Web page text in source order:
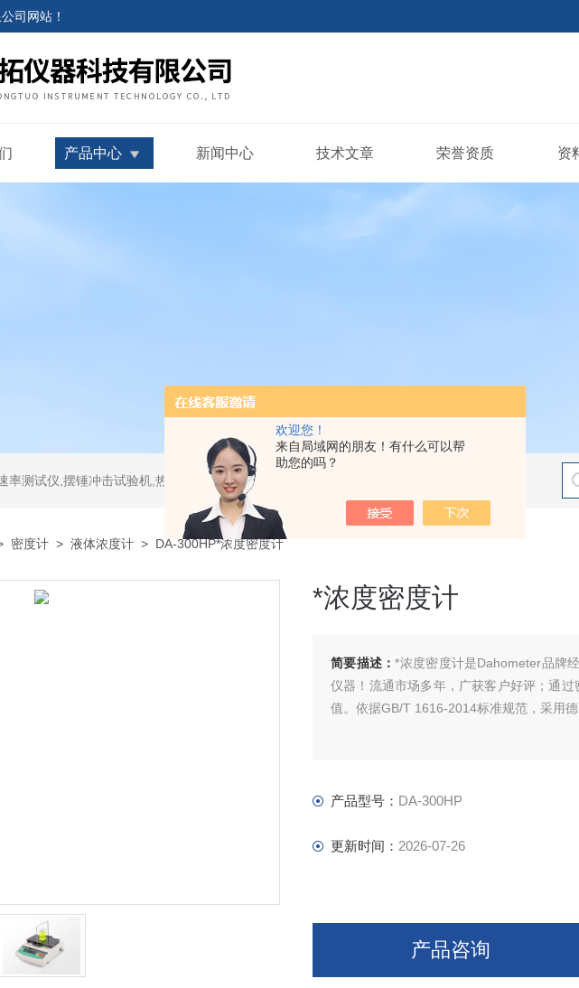
欢迎您！
来自局域网的朋友！有什么可以帮
助您的吗？
司网站 ！
产品中心 新闻中心 技术文章 荣誉资质 资
冲击试验机,热变形维卡试验机,密度测试仪,水平垂直燃烧试验机,针焰试验机,恒温恒湿试验机,UV紫外线老化试验机,DSC差示扫描量热仪
密度计 > 液体浓度计 > DA-300HP*浓度密度计
*浓度密度计
简要描述：*浓度密度计是Dahometer品牌
仪器！流通市场多年，广获客户好评；通
值。依据GB/T 1616-2014标准规范，采用
产品型号： DA-300HP
更新时间： 2026-07-26
产品咨询